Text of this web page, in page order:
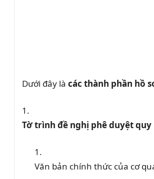
Dưới đây là các thành phần hồ
Tờ trình đề nghị phê duyệt quy
Văn bản chính thức của cơ